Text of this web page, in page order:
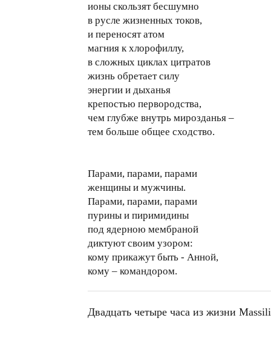
ионы скользят бесшумно
в русле жизненных токов,
и переносят атом
магния к хлорофиллу,
в сложных циклах цитратов
жизнь обретает силу
энергии и дыханья
крепостью первородства,
чем глубже внутрь мирозданья –
тем больше общее сходство.
Парами, парами, парами
женщины и мужчины.
Парами, парами, парами
пурины и пиримидины
под ядерною мембраной
диктуют своим узором:
кому прикажут быть - Анной,
кому – командором.
Двадцать четыре часа из жизни